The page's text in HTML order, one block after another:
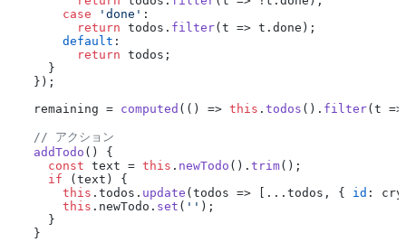
case
'done' :
return todos. filter( t => t. done );
default :
return todos;
    }
  });
  remaining =
computed ( () => this . todos (). filter( t =>
// アクション
addTodo ( ) {
const text = this . newTodo (). trim();
if (text) {
this . todos . update ( todos => [...todos, { id :
this . newTodo . set ( '' );
    }
  }